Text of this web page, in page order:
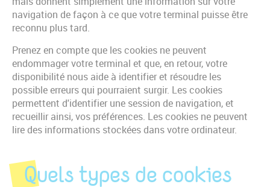
navigation de façon à ce que votre terminal puisse être
reconnu plus tard.
Prenez en compte que les cookies ne peuvent
endommager votre terminal et que, en retour, votre
disponibilité nous aide à identifier et résoudre les
possible erreurs qui pourraient surgir. Les cookies
permettent d'identifier une session de navigation, et
recueillir ainsi, vos préférences. Les cookies ne peuvent
lire des informations stockées dans votre ordinateur.
Quels types de cookies